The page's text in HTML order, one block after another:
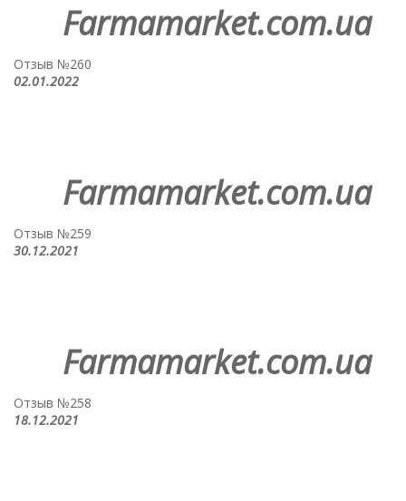
Farmamarket.com.ua
Отзыв №260
02.01.2022
Farmamarket.com.ua
Отзыв №259
30.12.2021
Farmamarket.com.ua
Отзыв №258
18.12.2021